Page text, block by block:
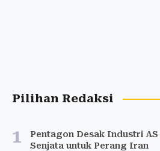
Pilihan Redaksi
1
Pentagon Desak Industri
Senjata untuk Perang Iran